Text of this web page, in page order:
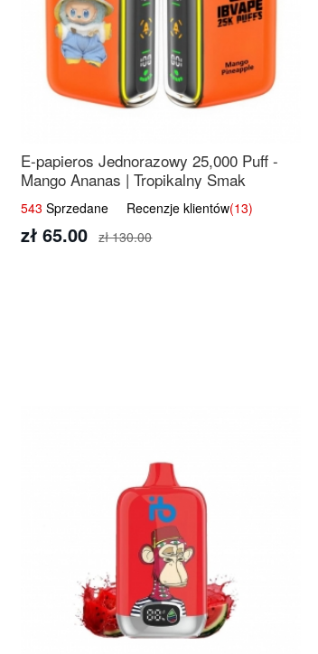
E-papieros Jednorazowy 25,000 Puff -
Mango Ananas | Tropikalny Smak
543 Sprzedane Recenzje klientów(13)
zł 65.00 zł 130.00